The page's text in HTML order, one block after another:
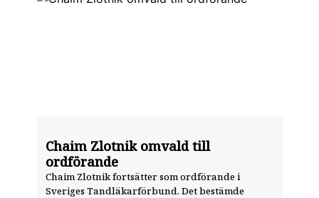
Chaim Zlotnik omvald till
ordförande
Chaim Zlotnik fortsätter som ordförande i
Sveriges Tandläkarförbund. Det bestämde